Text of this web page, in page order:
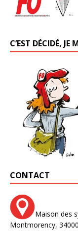
C’EST DÉCIDÉ,
CONTACT
Maison des
Montmorency,